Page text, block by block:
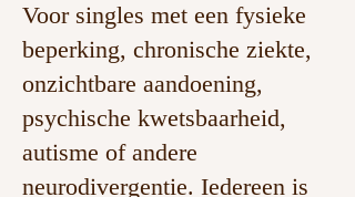
Voor singles met een fysieke
beperking, chronische ziekte,
onzichtbare aandoening,
psychische kwetsbaarheid,
autisme of andere
neurodivergentie. Iedereen is